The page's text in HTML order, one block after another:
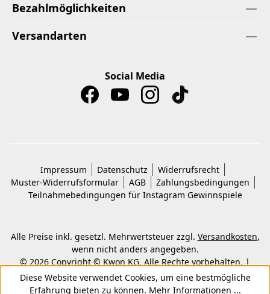
Bezahlmöglichkeiten
Versandarten
Social Media
Impressum Datenschutz
Widerrufsrecht
Muster-Widerrufsformular
AGB
Zahlungsbedingungen
Teilnahmebedingungen für Instagram Gewinnspiele
Alle Preise inkl. gesetzl. Mehrwertsteuer zzgl. Versandkosten,
wenn nicht anders angegeben.
© 2026 Copyright © Kwon KG. Alle Rechte vorbehalten. |
Umsetzung durchShopware-Agentur ECONSOR
Diese Website verwendet Cookies, um eine bestmögliche
Erfahrung bieten zu können. Mehr Informationen ...